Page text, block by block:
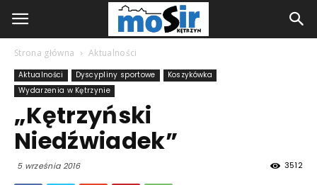
Strona główna Aktualności
Aktualności Dyscypliny sportowe
Koszykówka
Wydarzenia w Kętrzynie
„Kętrzyński
Niedźwiadek”
5 września 2016 3512